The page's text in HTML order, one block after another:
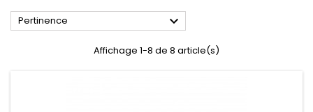
Pertinence 
Affichage 1-8 de 8 article(s)